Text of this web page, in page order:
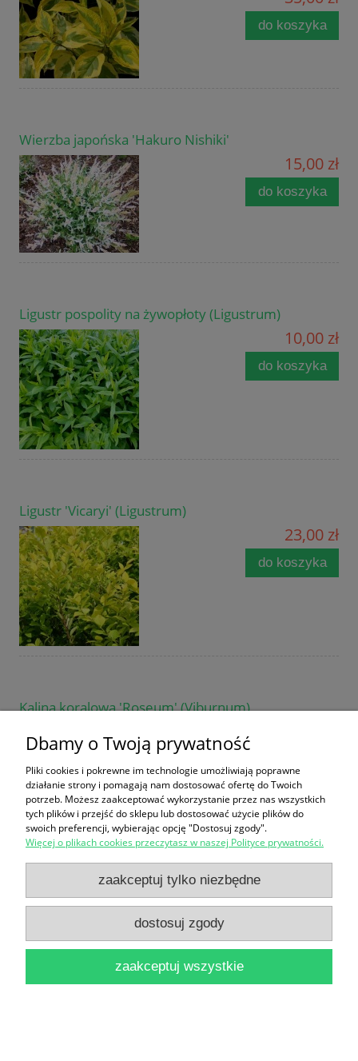
do koszyka
Wierzba japońska 'Hakuro Nishiki'
15,00 zł
do koszyka
Ligustr pospolity na żywopłoty (Ligustrum)
10,00 zł
do koszyka
Ligustr 'Vicaryi' (Ligustrum)
23,00 zł
do koszyka
Kalina koralowa 'Roseum' (Viburnum)
Aronia czarna (Aronia melanocarpa)
Dbamy o Twoją prywatność
Pliki cookies i pokrewne im technologie umożliwiają poprawne
działanie strony i pomagają nam dostosować ofertę do Twoich
potrzeb. Możesz zaakceptować wykorzystanie przez nas wszystkich
tych plików i przejść do sklepu lub dostosować użycie plików do
swoich preferencji, wybierając opcję "Dostosuj zgody".
Więcej o plikach cookies przeczytasz w naszej Polityce prywatności.
zaakceptuj tylko niezbędne
dostosuj zgody
zaakceptuj wszystkie